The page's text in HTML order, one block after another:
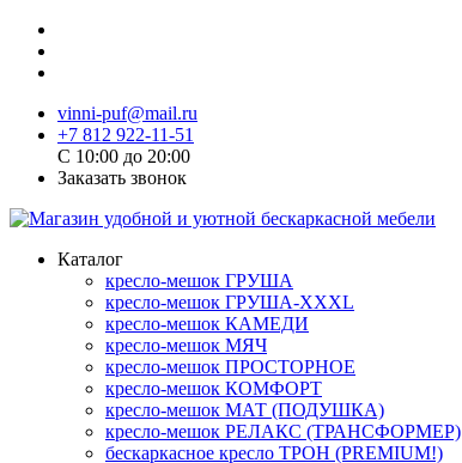
vinni-puf@mail.ru
+7 812 922-11-51
C 10:00 до 20:00
Заказать звонок
Каталог
кресло-мешок ГРУША
кресло-мешок ГРУША-XXXL
кресло-мешок КАМЕДИ
кресло-мешок МЯЧ
кресло-мешок ПРОСТОРНОЕ
кресло-мешок КОМФОРТ
кресло-мешок МАТ (ПОДУШКА)
кресло-мешок РЕЛАКС (ТРАНСФОРМЕР)
бескаркасное кресло ТРОН (PREMIUM!)